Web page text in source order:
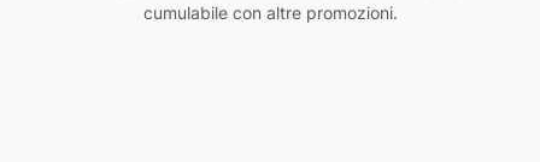
cumulabile con altre promozioni.